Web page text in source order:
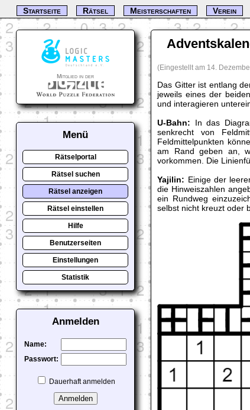
(Eingestellt am 14.
Das Gitter ist entlang
jeweils eines der
und interagieren
U-Bahn: In das
senkrecht von
Feldmittelpunkten
am Rand geben an,
vorkommen. Die
Yajilin: Einige der
die Hinweiszahlen
ein Rundweg
selbst nicht kreuzt oder
Startseite Rätsel Meisterschaften Verein
Mitglied in der
Menü
Rätselportal
Rätsel suchen
Rätsel anzeigen
Rätsel einstellen
Hilfe
Benutzerseiten
Einstellungen
Statistik
Anmelden
Name:
Passwort:
Dauerhaft anmelden